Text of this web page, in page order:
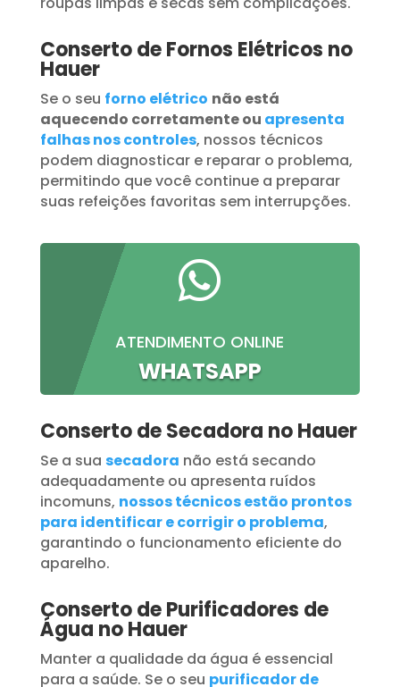
Conserto de Fornos Elétricos no
Hauer
Se o seu forno elétrico não está
aquecendo corretamente ou apresenta
falhas nos controles, nossos técnicos
podem diagnosticar e reparar o problema,
permitindo que você continue a preparar
suas refeições favoritas sem interrupções.

ATENDIMENTO ONLINE
WHATSAPP
Conserto de Secadora no Hauer
Se a sua secadora não está secando
adequadamente ou apresenta ruídos
incomuns, nossos técnicos estão prontos
para identificar e corrigir o problema,
garantindo o funcionamento eficiente do
aparelho.
Conserto de Purificadores de
Água no Hauer
Manter a qualidade da água é essencial
para a saúde. Se o seu purificador de